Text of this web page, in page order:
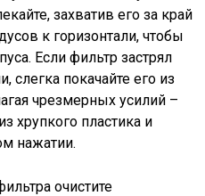
захватив его за край
к горизонтали, чтобы
Если фильтр застрял
покачайте его из
чрезмерных усилий –
хрупкого пластика и
нажатии.
очистите